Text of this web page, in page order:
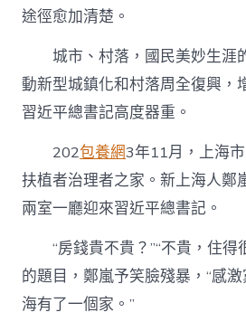
途徑愈加清楚。
城市、村落，國民美妙生涯
動新型城鎮化和村落周全復興，
習近平總書記高度器重。
202包養網3年11月，上海
扶植者治理者之家。新上海人鄭
兩室一廳迎來習近平總書記。
“房錢貴不貴？”“不貴，住
的題目，鄭嵐予笑臉殘暴，“感
海有了一個家。”